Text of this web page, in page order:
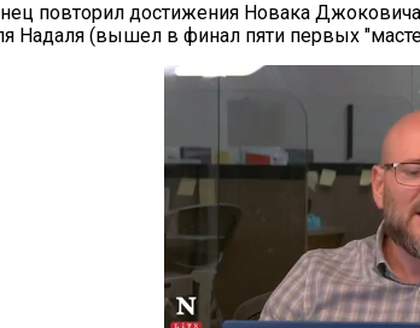
повторил достижения Новака
Надаля (вышел в финал пяти первых